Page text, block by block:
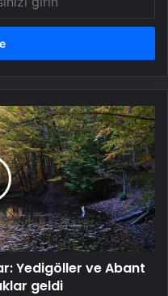
Yedigöller ve Abant
geldi